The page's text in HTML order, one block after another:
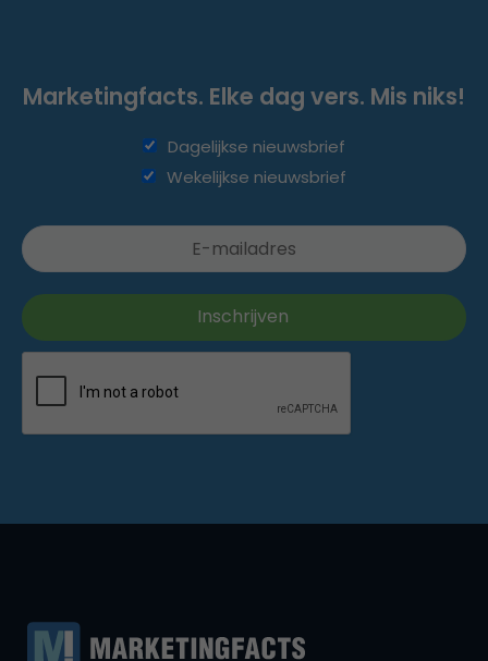
Marketingfacts. Elke dag vers. Mis niks!
Dagelijkse nieuwsbrief
Wekelijkse nieuwsbrief